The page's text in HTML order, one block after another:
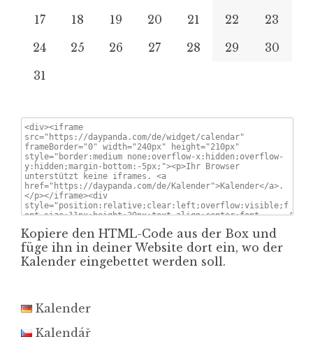
17
18 19 20 21 22
23
24
25 26 27 28 29
30
31
Kopiere den HTML-Code aus der Box und
füge ihn in deiner Website dort ein, wo der
Kalender eingebettet werden soll.
Kalender
Kalendář